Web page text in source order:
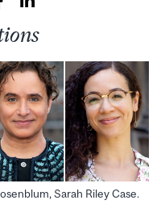
Sarah Riley Case.